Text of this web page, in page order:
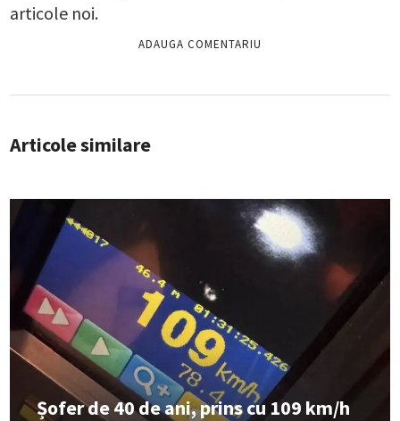
articole noi.
Articole similare
Șofer de 40 de ani, prins cu 109 km/h